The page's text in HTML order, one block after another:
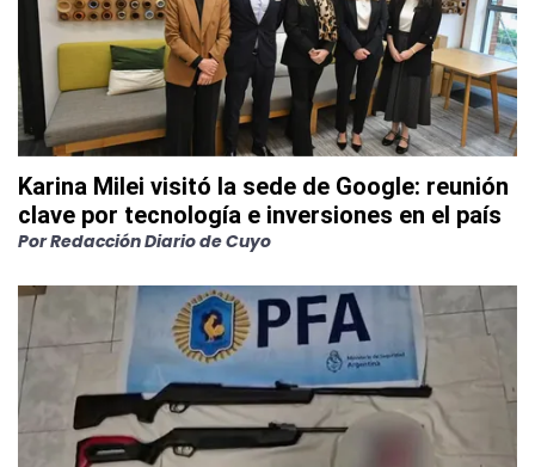
Karina Milei visitó la sede de Google: reunión
clave por tecnología e inversiones en el país
PorRedacción Diario de Cuyo